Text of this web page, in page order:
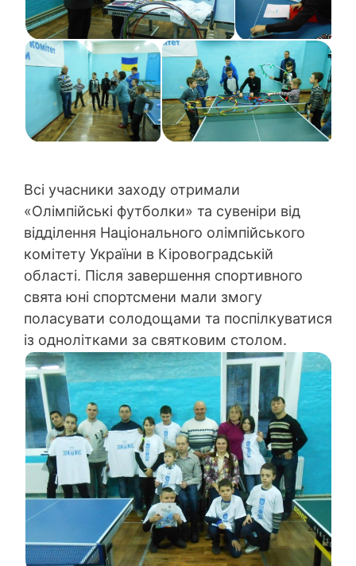
Всі учасники заходу отримали
«Олімпійські футболки» та сувеніри від
відділення Національного олімпійського
комітету України в Кіровоградській
області. Після завершення спортивного
свята юні спортсмени мали змогу
поласувати солодощами та поспілкуватися
із однолітками за святковим столом.